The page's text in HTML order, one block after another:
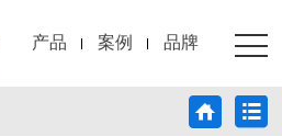
产品 案例 品牌